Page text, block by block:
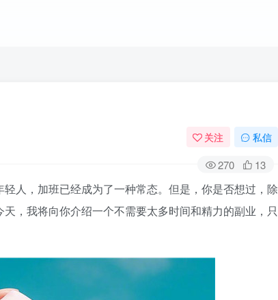
关注 私信
270 13
人，加班已经成为了一种常态。但是，你是否想过，除
，我将向你介绍一个不需要太多时间和精力的副业，只